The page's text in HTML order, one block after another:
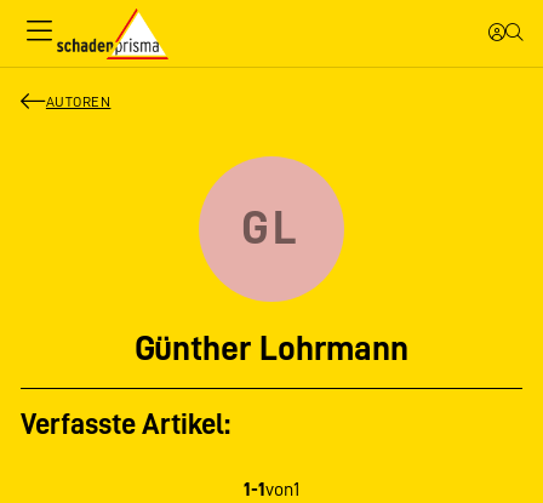
AUTOREN
GL
Günther Lohrmann
Verfasste Artikel:
1-1von1